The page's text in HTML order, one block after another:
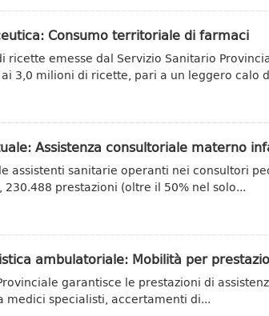
Consumo territoriale di farmaci
ricette emesse dal Servizio Sanitario
3,0 milioni di ricette, pari a un leggero calo
Assistenza consultoriale materno
assistenti sanitarie operanti nei consultori
prestazioni (oltre il 50% nel solo...
ambulatoriale: Mobilità per
garantisce le prestazioni di
medici specialisti, accertamenti di...